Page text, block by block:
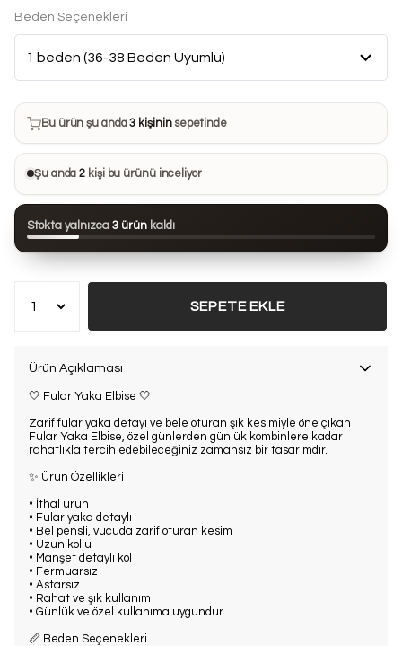
Beden Seçenekleri
Bu ürün son 7 günde19 kezsatın alındı
Bu ürün şu anda3 kişininsepetinde
Bu ürünü 20 kişi favorilerine ekledi
Bu ürün son 24 saatte46 kezgörüntülendi
Şu anda2 kişi bu ürünü inceliyor
Stokta yalnızca 3 ürün kaldı
SEPETE EKLE
Ürün Açıklaması
🤍 Fular Yaka Elbise 🤍
Zarif fular yaka detayı ve bele oturan şık kesimiyle öne çıkan
Fular Yaka Elbise, özel günlerden günlük kombinlere kadar
rahatlıkla tercih edebileceğiniz zamansız bir tasarımdır.
✨ Ürün Özellikleri
• İthal ürün
• Fular yaka detaylı
• Bel pensli, vücuda zarif oturan kesim
• Uzun kollu
• Manşet detaylı kol
• Fermuarsız
• Astarsız
• Rahat ve şık kullanım
• Günlük ve özel kullanıma uygundur
📏 Beden Seçenekleri